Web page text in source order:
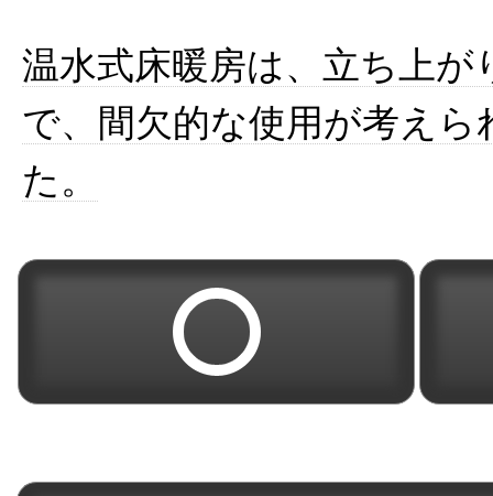
温水式床暖房は、立ち上が
で、間欠的な使用が考えら
た。